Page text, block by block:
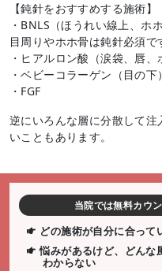
【鈍針をおすすめする施術】
・BNLS（ほうれい線上、
目周りやホホ骨は鈍針必須で
・ヒアルロン酸（涙袋、唇、
・ベビーコラーゲン（目の下）
・FGF
逆にいろんな層に分散して
いこともあります。
当院では無料カウ
どの施術が自分に合って
悩みがあるけど、どんな
わからない